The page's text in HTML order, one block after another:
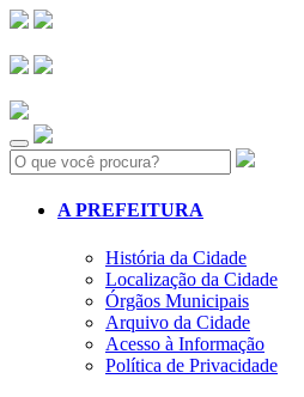
Search:
A PREFEITURA
História da Cidade
Localização da Cidade
Órgãos Municipais
Arquivo da Cidade
Acesso à Informação
Política de Privacidade